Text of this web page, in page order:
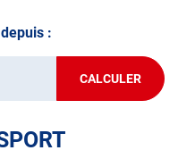
:
CALCULER
JUSQU'AU
POINT